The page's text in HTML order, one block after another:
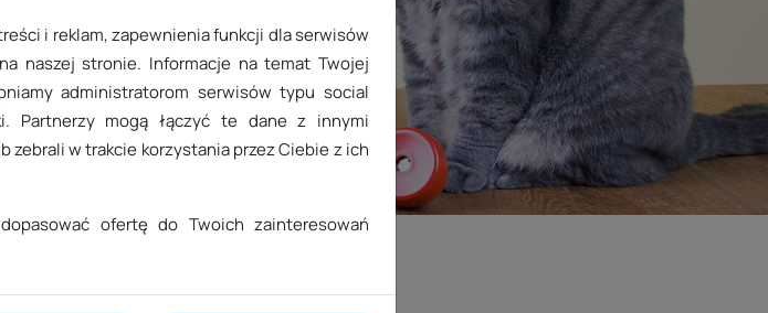
się z nami
i reklam, zapewnienia funkcji dla serwisów
naszej stronie. Informacje na temat Twojej
administratorom serwisów typu social
Partnerzy mogą łączyć te dane z innymi
zebrali w trakcie korzystania przez Ciebie z ich
ofertę do Twoich zainteresowań